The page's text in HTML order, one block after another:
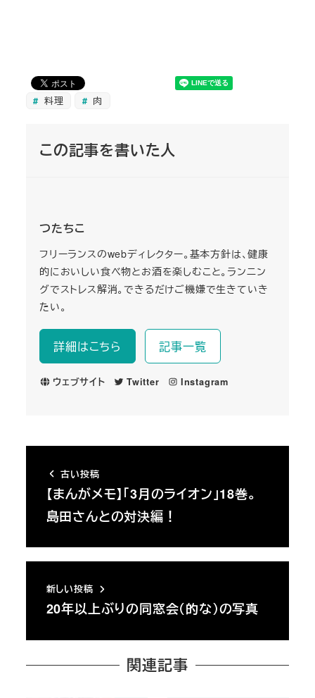
料理 肉
この記事を書いた人
つたちこ
フリーランスのwebディレクター。基本方針は、健康
的においしい食べ物とお酒を楽しむこと。ランニン
グでストレス解消。できるだけご機嫌で生きていき
たい。
詳細はこちら 記事一覧
ウェブサイト Twitter Instagram
古い投稿
【まんがメモ】「3月のライオン」18巻。
島田さんとの対決編！
新しい投稿
20年以上ぶりの同窓会（的な）の写真
関連記事